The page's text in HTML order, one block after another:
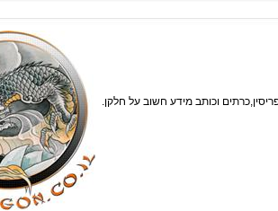
וכותב מידע חשוב על חלקן.